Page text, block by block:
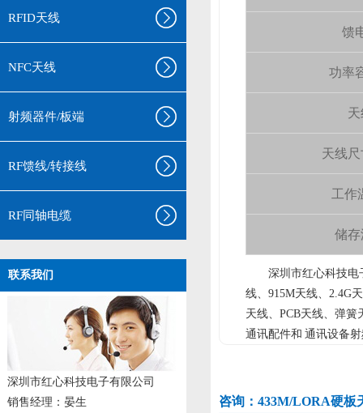
RFID天线
NFC天线
射频器件/板端
RF馈线/转接线
RF同轴电缆
联系我们
深圳市红心科技电子有限公司
销售经理 ：晏生
馈
功率
天
天线尺
工作
储存
深圳市红心科技电
线、915M天线、2.4G
天线、PCB天线、弹
通讯配件和 通讯设备
咨询：433M/LORA硬板